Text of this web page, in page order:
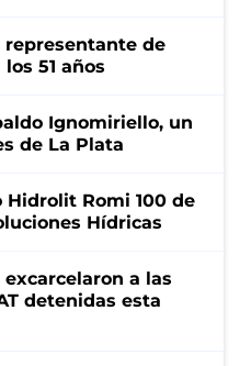
de
51 años
Ignomiriello, un
de La Plata
Romi 100 de
Hídricas
a las
detenidas esta